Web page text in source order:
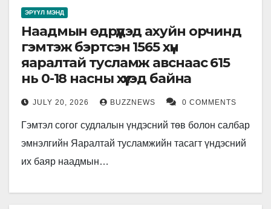
ЭРҮҮЛ МЭНД
Наадмын өдрүүдэд ахуйн орчинд
гэмтэж бэртсэн 1565 хүн
яаралтай тусламж авснаас 615
нь 0-18 насны хүүхэд байна
JULY 20, 2026 BUZZNEWS 0 COMMENTS
Гэмтэл согог судлалын үндэсний төв болон салбар
эмнэлгийн Яаралтай тусламжийн тасагт үндэсний
их баяр наадмын…